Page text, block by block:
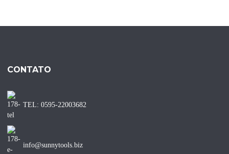
CONTATO
TEL: 0595-22003682
info@sunnytools.biz